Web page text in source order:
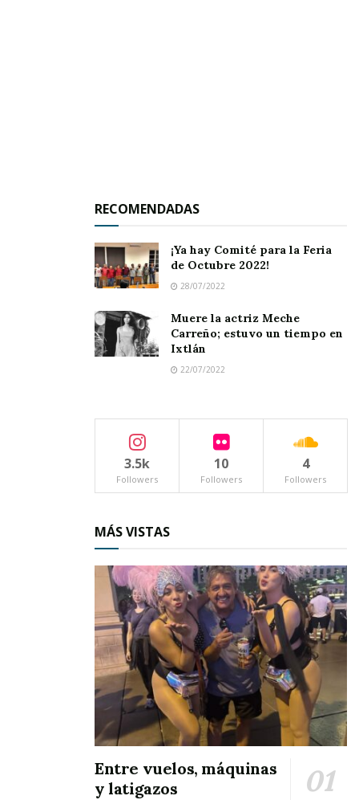
RECOMENDADAS
¡Ya hay Comité para la Feria
de Octubre 2022!
28/07/2022
Muere la actriz Meche
Carreño; estuvo un tiempo en
Ixtlán
22/07/2022
3.5k
Followers
10
Followers
4
Followers
MÁS VISTAS
Entre vuelos, máquinas
y latigazos